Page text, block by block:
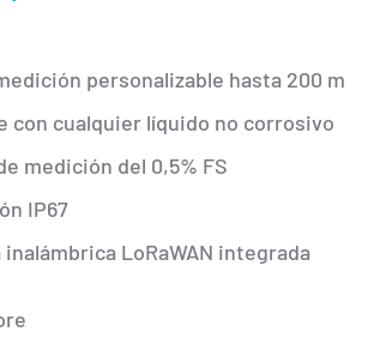
personalizable hasta 200 m
con cualquier líquido no corrosivo
medición del 0,5% FS
IP67
inalámbrica LoRaWAN integrada